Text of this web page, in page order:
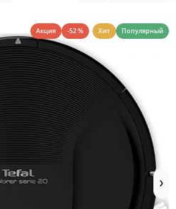
Акция -52 % Хит Популярный